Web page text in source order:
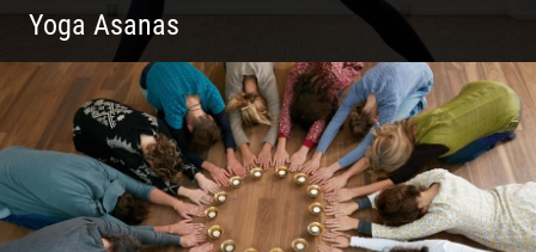
Yoga Asanas
Virabhadrasana II oder Krieger II – Anleitung
für den Blog